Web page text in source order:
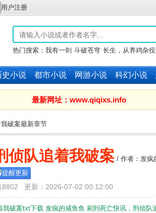
用户注册
热门搜索： 我有一剑 斗破苍穹 长生，从养鸡杂
子全是大帝之资 赤心巡天
史小说 都市小说 网游小说 科幻小说
最新网址：www.qiqixs.info
破案最新章节
侦队追着我破案 / 作者：发疯
提醒更新
更新：2026-07-02 00:12:00
我破案txt下载 发疯的咸鱼鱼 刷到死亡快讯，刑侦队